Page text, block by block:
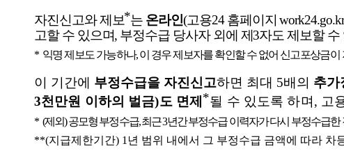
자진신고와 제보*는 온라인(고용24홈페이지
고할 수 있으며, 부정수급 당사자 외에 제 3자도 제보할 수
* 익명 제보도 가능하나,이 경우 제보자를 확인할 수 없어 신고포상금이
이 기간에 부정수급을 자진신고하면 최대 5배의 추가
3천만원 이하의 벌금)도 면제 *될 수 있도록 하며 , 고
* (제외)공모형 부정수급,최근3년간 부정수급 이력자가 다시 부정수급한
**(지급제한기간) 1 년 범위 내에서 그 부정수급 금액에 따라 차